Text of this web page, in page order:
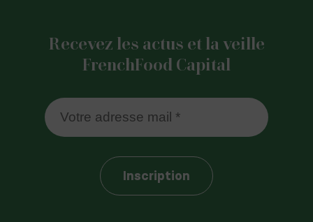
Recevez les actus et la veille
FrenchFood Capital
Inscription